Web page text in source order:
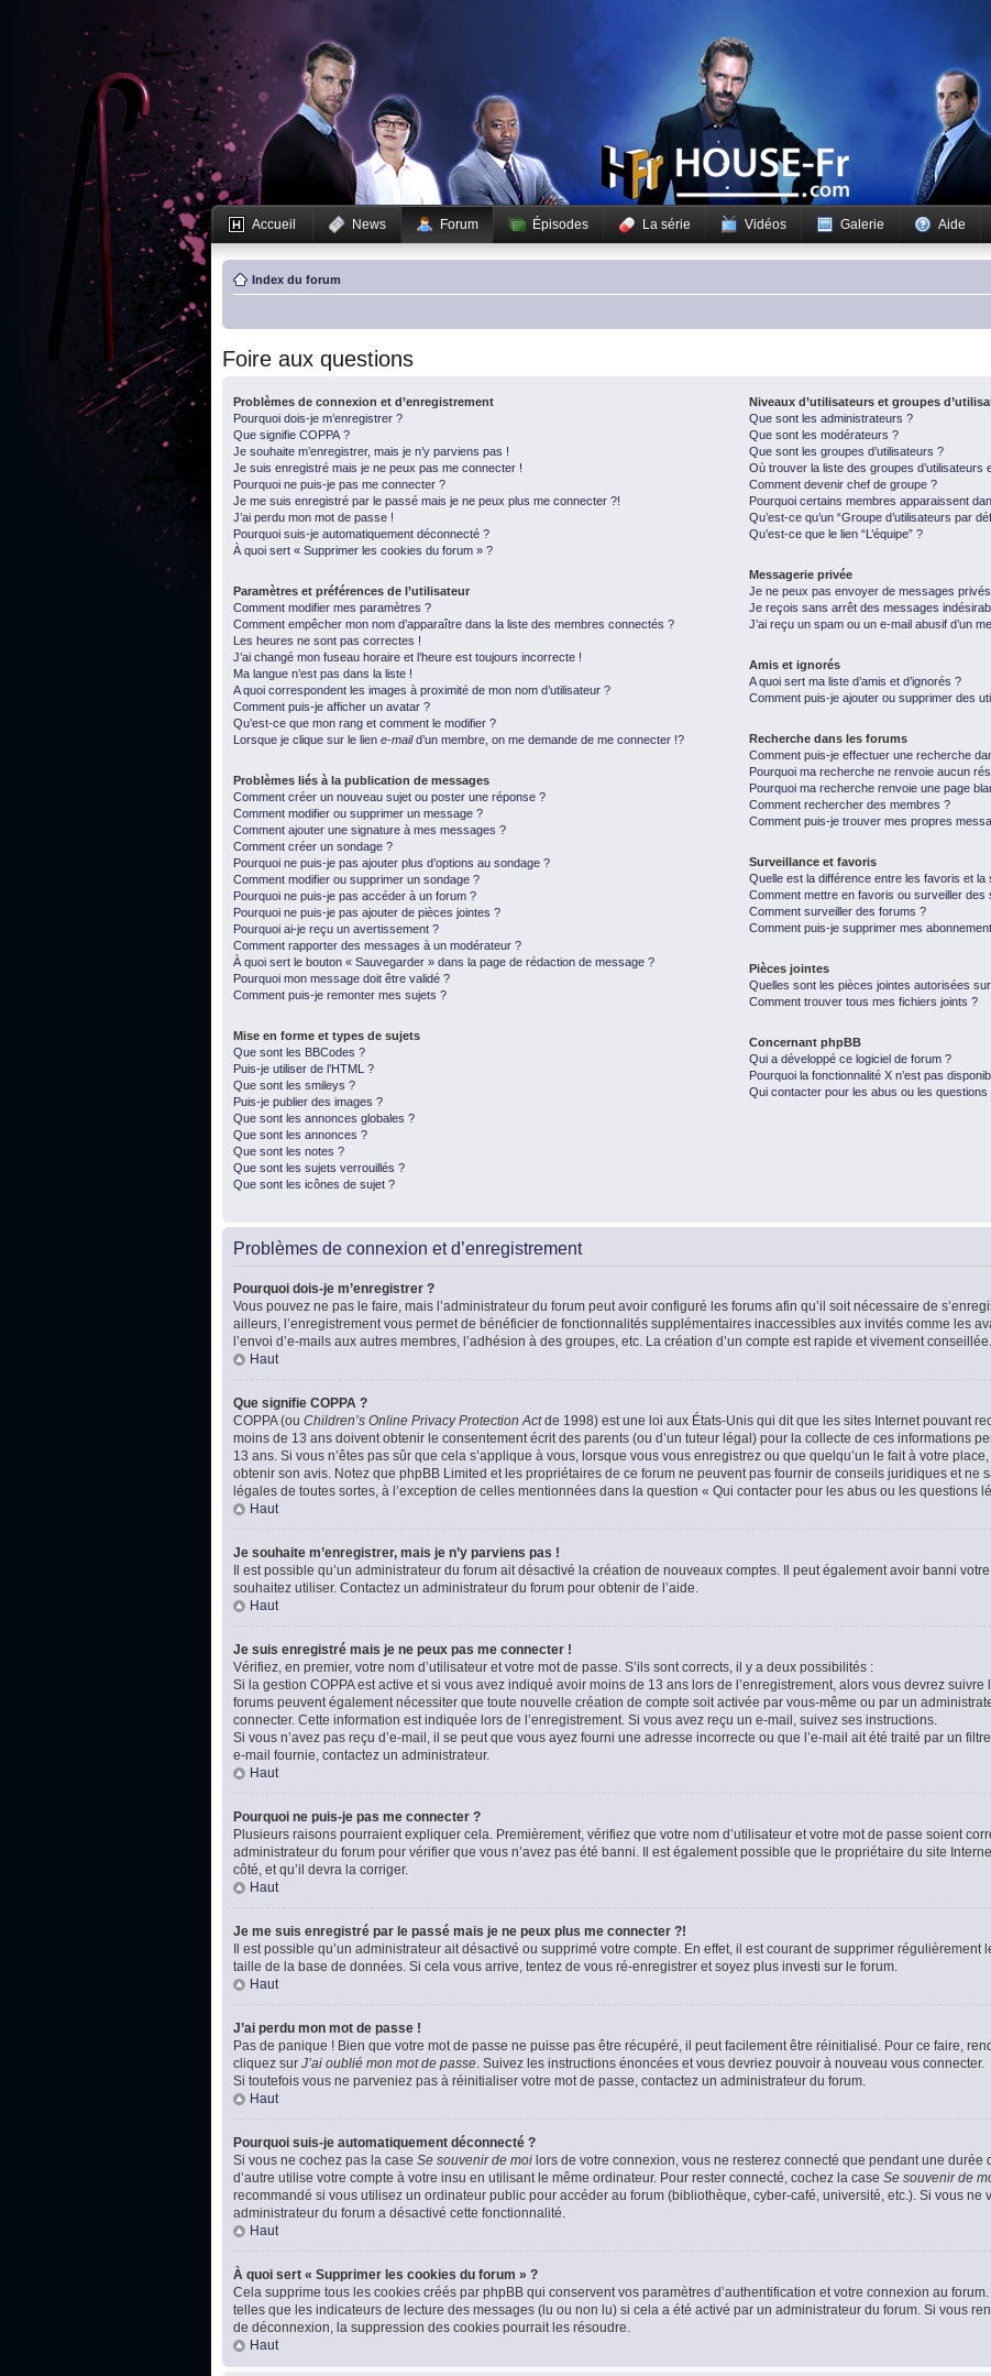
Accueil News Forum Épisodes La série Vidéos Galerie Aide
Index du forum
Foire aux questions
Problèmes de connexion et d’enregistrement
Pourquoi dois-je m’enregistrer ?
Que signifie COPPA ?
Je souhaite m’enregistrer, mais je n’y parviens pas !
Je suis enregistré mais je ne peux pas me connecter !
Pourquoi ne puis-je pas me connecter ?
Je me suis enregistré par le passé mais je ne peux plus me connecter ?!
J’ai perdu mon mot de passe !
Pourquoi suis-je automatiquement déconnecté ?
À quoi sert « Supprimer les cookies du forum » ?
Paramètres et préférences de l’utilisateur
Comment modifier mes paramètres ?
Comment empêcher mon nom d’apparaître dans la liste des membres connectés ?
Les heures ne sont pas correctes !
J’ai changé mon fuseau horaire et l’heure est toujours incorrecte !
Ma langue n’est pas dans la liste !
A quoi correspondent les images à proximité de mon nom d’utilisateur ?
Comment puis-je afficher un avatar ?
Qu’est-ce que mon rang et comment le modifier ?
Lorsque je clique sur le lien e-maild’un membre, on me demande de me connecter !?
Problèmes liés à la publication de messages
Comment créer un nouveau sujet ou poster une réponse ?
Comment modifier ou supprimer un message ?
Comment ajouter une signature à mes messages ?
Comment créer un sondage ?
Pourquoi ne puis-je pas ajouter plus d’options au sondage ?
Comment modifier ou supprimer un sondage ?
Pourquoi ne puis-je pas accéder à un forum ?
Pourquoi ne puis-je pas ajouter de pièces jointes ?
Pourquoi ai-je reçu un avertissement ?
Comment rapporter des messages à un modérateur ?
À quoi sert le bouton « Sauvegarder » dans la page de rédaction de message ?
Pourquoi mon message doit être validé ?
Comment puis-je remonter mes sujets ?
Mise en forme et types de sujets
Que sont les BBCodes ?
Puis-je utiliser de l’HTML ?
Que sont les smileys ?
Puis-je publier des images ?
Que sont les annonces globales ?
Que sont les annonces ?
Que sont les notes ?
Que sont les sujets verrouillés ?
Que sont les icônes de sujet ?
Niveaux d’utilisateurs et groupes
Que sont les administrateurs ?
Que sont les modérateurs ?
Que sont les groupes d’utilisateurs ?
Où trouver la liste des groupes d’utilisateurs
Comment devenir chef de groupe ?
Pourquoi certains membres apparaissent
Qu’est-ce qu’un “Groupe d’utilisateurs par
Qu’est-ce que le lien “L’équipe” ?
Messagerie privée
Je ne peux pas envoyer de messages
Je reçois sans arrêt des messages
J’ai reçu un spam ou un e-mail abusif d’un
Amis et ignorés
A quoi sert ma liste d’amis et d’ignorés ?
Comment puis-je ajouter ou supprimer des
Recherche dans les forums
Comment puis-je effectuer une recherche
Pourquoi ma recherche ne renvoie aucun
Pourquoi ma recherche renvoie une page
Comment rechercher des membres ?
Comment puis-je trouver mes propres
Surveillance et favoris
Quelle est la différence entre les favoris et la
Comment mettre en favoris ou surveiller des
Comment surveiller des forums ?
Comment puis-je supprimer mes
Pièces jointes
Quelles sont les pièces jointes autorisées
Comment trouver tous mes fichiers joints ?
Concernant phpBB
Qui a développé ce logiciel de forum ?
Pourquoi la fonctionnalité X n’est pas
Qui contacter pour les abus ou les
Problèmes de connexion et d’enregistrement
Pourquoi dois-je m’enregistrer ?
Vous pouvez ne pas le faire, mais l’administrateur du forum peut avoir configuré les forums afin qu’il soit nécessaire de
ailleurs, l’enregistrement vous permet de bénéficier de fonctionnalités supplémentaires inaccessibles aux invités comme les
l’envoi d’e-mails aux autres membres, l’adhésion à des groupes, etc. La création d’un compte est rapide et vivement conseillée.
Haut
Que signifie COPPA ?
COPPA (ou Children’s Online Privacy Protection Actde 1998) est une loi aux États-Unis qui dit que les sites Internet pouvant
moins de 13 ans doivent obtenir le consentement écrit des parents (ou d’un tuteur légal) pour la collecte de ces informations
13 ans. Si vous n’êtes pas sûr que cela s’applique à vous, lorsque vous vous enregistrez ou que quelqu’un le fait à votre
obtenir son avis. Notez que phpBB Limited et les propriétaires de ce forum ne peuvent pas fournir de conseils juridiques et ne
légales de toutes sortes, à l’exception de celles mentionnées dans la question « Qui contacter pour les abus ou les questions
Haut
Je souhaite m’enregistrer, mais je n’y parviens pas !
Il est possible qu’un administrateur du forum ait désactivé la création de nouveaux comptes. Il peut également avoir banni
souhaitez utiliser. Contactez un administrateur du forum pour obtenir de l’aide.
Haut
Je suis enregistré mais je ne peux pas me connecter !
Vérifiez, en premier, votre nom d’utilisateur et votre mot de passe. S’ils sont corrects, il y a deux possibilités :
Si la gestion COPPA est active et si vous avez indiqué avoir moins de 13 ans lors de l’enregistrement, alors vous devrez
forums peuvent également nécessiter que toute nouvelle création de compte soit activée par vous-même ou par un
connecter. Cette information est indiquée lors de l’enregistrement. Si vous avez reçu un e-mail, suivez ses instructions.
Si vous n’avez pas reçu d’e-mail, il se peut que vous ayez fourni une adresse incorrecte ou que l’e-mail ait été traité par un
e-mail fournie, contactez un administrateur.
Haut
Pourquoi ne puis-je pas me connecter ?
Plusieurs raisons pourraient expliquer cela. Premièrement, vérifiez que votre nom d’utilisateur et votre mot de passe soient
administrateur du forum pour vérifier que vous n’avez pas été banni. Il est également possible que le propriétaire du site
côté, et qu’il devra la corriger.
Haut
Je me suis enregistré par le passé mais je ne peux plus me connecter ?!
Il est possible qu’un administrateur ait désactivé ou supprimé votre compte. En effet, il est courant de supprimer
taille de la base de données. Si cela vous arrive, tentez de vous ré-enregistrer et soyez plus investi sur le forum.
Haut
J’ai perdu mon mot de passe !
Pas de panique ! Bien que votre mot de passe ne puisse pas être récupéré, il peut facilement être réinitialisé. Pour ce faire,
cliquez sur J’ai oublié mon mot de passe. Suivez les instructions énoncées et vous devriez pouvoir à nouveau vous connecter.
Si toutefois vous ne parveniez pas à réinitialiser votre mot de passe, contactez un administrateur du forum.
Haut
Pourquoi suis-je automatiquement déconnecté ?
Si vous ne cochez pas la case Se souvenir de moi lors de votre connexion, vous ne resterez connecté que pendant une durée
d’autre utilise votre compte à votre insu en utilisant le même ordinateur. Pour rester connecté, cochez la case Se souvenir de
recommandé si vous utilisez un ordinateur public pour accéder au forum (bibliothèque, cyber-café, université, etc.). Si vous ne
administrateur du forum a désactivé cette fonctionnalité.
Haut
À quoi sert « Supprimer les cookies du forum » ?
Cela supprime tous les cookies créés par phpBB qui conservent vos paramètres d’authentification et votre connexion au
telles que les indicateurs de lecture des messages (lu ou non lu) si cela a été activé par un administrateur du forum. Si vous
de déconnexion, la suppression des cookies pourrait les résoudre.
Haut